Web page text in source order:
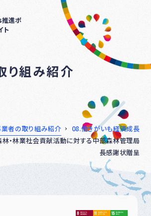
推進ポ
ト
り組み紹介
者の取り組み紹介
08.働きがいも経済成長
林・林業社会貢献活動に対する中部森林管理局
長感謝状贈呈